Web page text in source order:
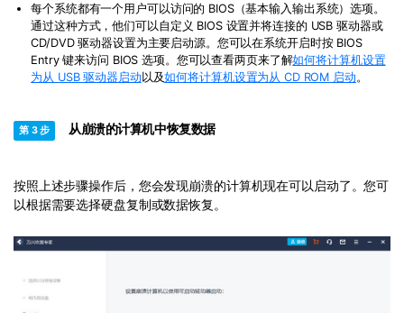
每个系统都有一个用户可以访问的 BIOS（基本输入输出系统）选项。
通过这种方式，他们可以自定义 BIOS 设置并将连接的 USB 驱动器或
CD/DVD 驱动器设置为主要启动源。您可以在系统开启时按 BIOS
Entry 键来访问 BIOS 选项。您可以查看两页来了解如何将计算机设置
为从 USB 驱动器启动 以及如何将计算机设置为从 CD ROM 启动。
第 3 步 从崩溃的计算机中恢复数据
按照上述步骤操作后，您会发现崩溃的计算机现在可以启动了。您可
以根据需要选择硬盘复制或数据恢复。